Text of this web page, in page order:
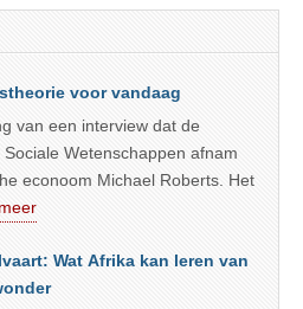
voor vandaag
van een interview dat de
Wetenschappen afnam
econoom Michael Roberts. Het
Wat Afrika kan leren van